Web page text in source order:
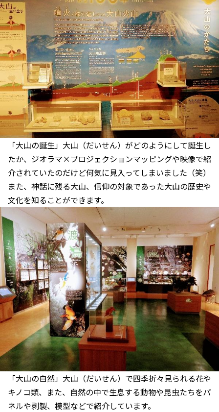
「大山の誕生」大山（だいせん）がどのようにして誕生し
たか、ジオラマ×プロジェクションマッピングや映像で紹
介されていたのだけど何気に見入ってしまいました（笑）
また、神話に残る大山、信仰の対象であった大山の歴史や
文化を知ることができます。
「大山の自然」大山（だいせん）で四季折々見られる花や
キノコ類、また、自然の中で生息する動物や昆虫たちをパ
ネルや剥製、模型などで紹介しています。